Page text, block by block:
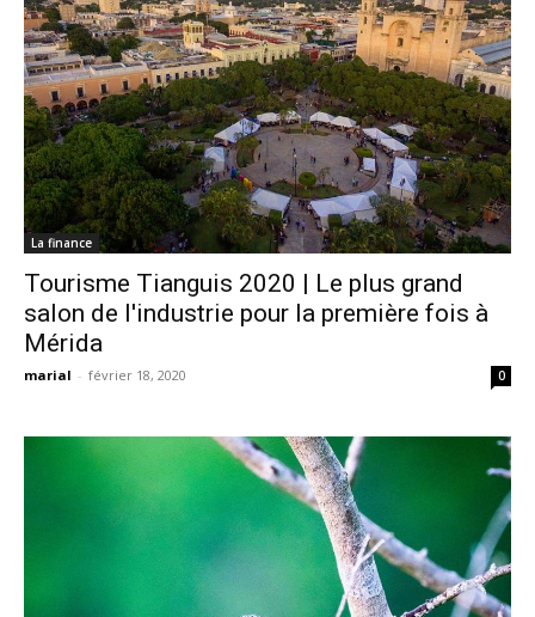
La finance
Tourisme Tianguis 2020 | Le plus grand
salon de l'industrie pour la première fois à
Mérida
marial - février 18, 2020 0